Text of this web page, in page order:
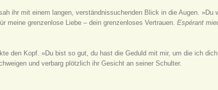
ihr mit einem langen, verständnissuchenden Blick in die Augen. »Du
meine grenzenlose Liebe – dein grenzenloses Vertrauen.Espérant
den Kopf. »Du bist so gut, du hast die Geduld mit mir, um die ich
und verbarg plötzlich ihr Gesicht an seiner Schulter.